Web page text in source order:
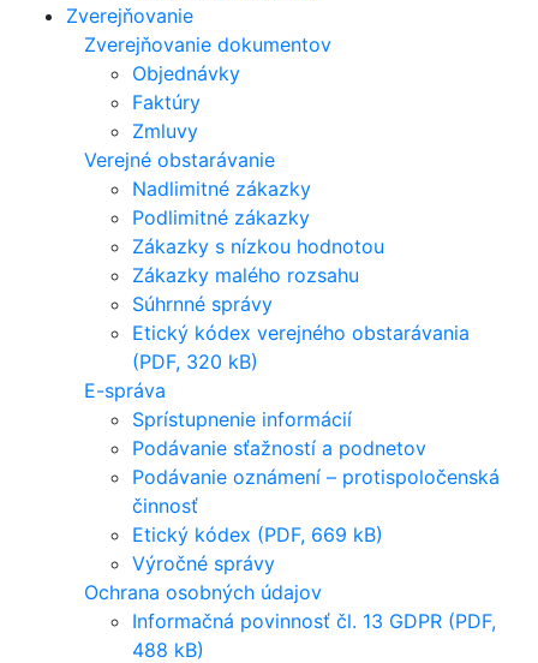
Zverejňovanie
Zverejňovanie dokumentov
Objednávky
Faktúry
Zmluvy
Verejné obstarávanie
Nadlimitné zákazky
Podlimitné zákazky
Zákazky s nízkou hodnotou
Zákazky malého rozsahu
Súhrnné správy
Etický kódex verejného obstarávania
(PDF, 320 kB)
E-správa
Sprístupnenie informácií
Podávanie sťažností a podnetov
Podávanie oznámení – protispoločenská
činnosť
Etický kódex (PDF, 669 kB)
Výročné správy
Ochrana osobných údajov
Informačná povinnosť čl. 13 GDPR (PDF,
488 kB)